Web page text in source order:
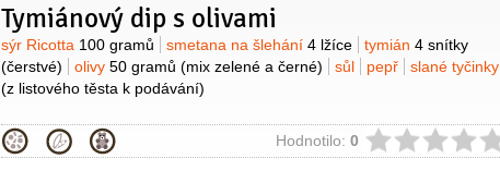
Tymiánový dip s olivami
Suroviny
sýr Ricotta 100 gramů smetana na šlehání 4 lžíce tymián 4 snítky
(čerstvé)
olivy 50 gramů (mix zelené a černé) sůl pepř
slané tyčinky
(z listového těsta k podávání)
Kategorie Hodnotilo: 0